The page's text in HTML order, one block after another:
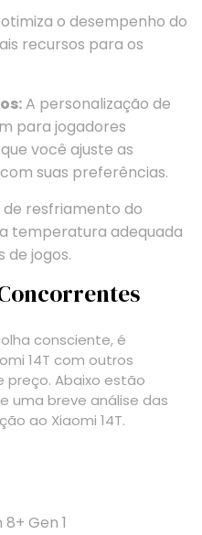
o desempenho do
recursos para os
A personalização de
para jogadores
você ajuste as
suas preferências.
de resfriamento do
temperatura adequada
de jogos.
consciente, é
14T com outros
preço. Abaixo estão
uma breve análise das
ao Xiaomi 14T.
Gen 1